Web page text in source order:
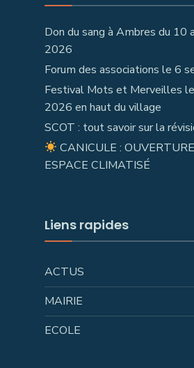
Don du sang à Ambres du 10
2026
Forum des associations le 6
Festival Mots et Merveilles
2026 en haut du village
SCOT : tout savoir sur la
CANICULE :
ESPACE CLIMATISÉ
Liens rapides
ACTUS
MAIRIE
ECOLE